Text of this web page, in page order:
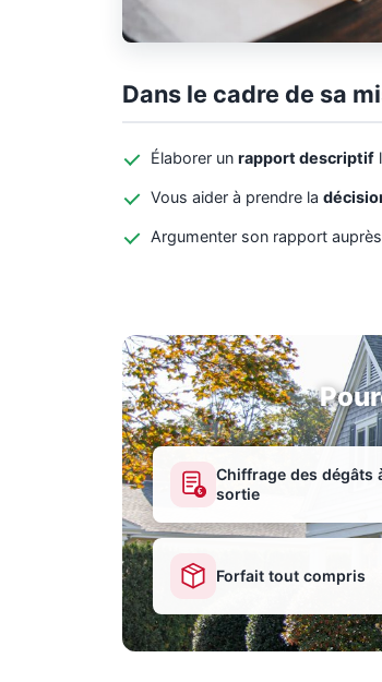
Dans le cadre de sa
Élaborer un rapport descriptif
Vous aider à prendre la
Argumenter son rapport
€
Chiffrage des dégâts
sortie
Forfait tout compris